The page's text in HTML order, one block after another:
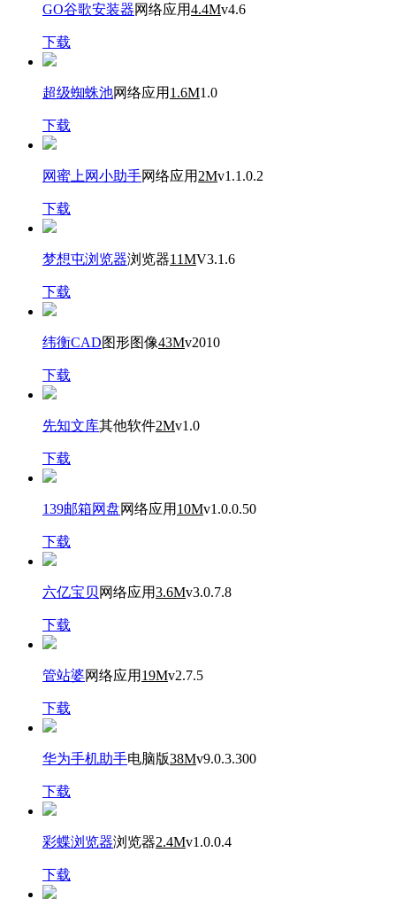
GO谷歌安装器网络应用4.4Mv4.6
下载
超级蜘蛛池网络应用 1.6M1.0
下载
网蜜上网小助手网络应用 2Mv1.1.0.2
下载
梦想屯浏览器浏览器11MV3.1.6
下载
纬衡CAD图形图像43Mv2010
下载
先知文库其他软件2Mv1.0
下载
139邮箱网盘网络应用 10Mv1.0.0.50
下载
六亿宝贝 网络应用3.6Mv3.0.7.8
下载
管站婆网络应用 19Mv2.7.5
下载
华为手机助手电脑版38Mv9.0.3.300
下载
彩蝶浏览器浏览器2.4Mv1.0.0.4
下载